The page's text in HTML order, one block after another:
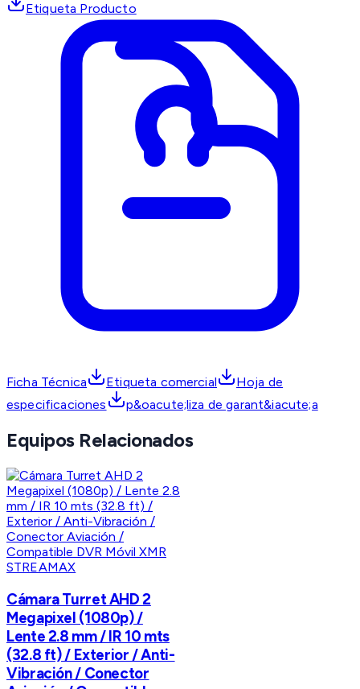
Etiqueta Producto
Ficha Técnica Etiqueta comercial
Hoja de
especificaciones
p&oacute;liza de garant&iacute;a
Equipos Relacionados
STREAMAX
Cámara Turret AHD 2
Megapixel (1080p) /
Lente 2.8 mm / IR 10 mts
(32.8 ft) / Exterior / Anti-
Vibración / Conector